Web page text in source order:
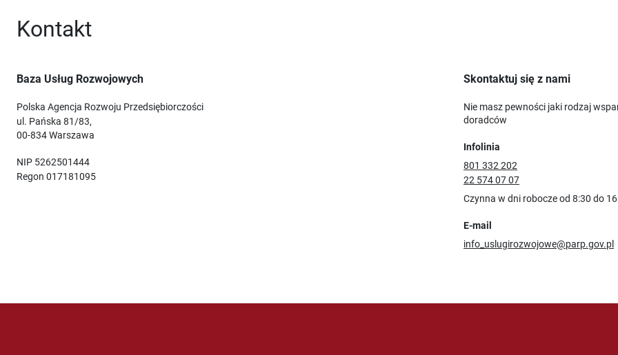
Kontakt
Baza Usług Rozwojowych
Polska Agencja Rozwoju Przedsiębiorczości
ul. Pańska 81/83,
00-834 Warszawa
NIP 5262501444
Regon 017181095
Skontaktuj się z nami
Nie masz pewności jaki rodzaj
doradców
Infolinia
801 332 202
22 574 07 07
Czynna w dni robocze od 8:30 do
E-mail
info_uslugirozwojowe@parp.gov.pl